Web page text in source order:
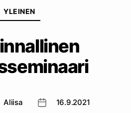
YLEINEN
Aliisa Julkaisupäivämäärä
16.9.2021